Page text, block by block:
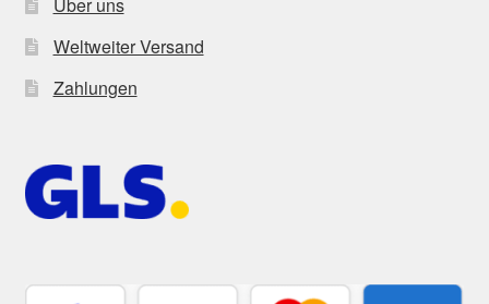
Über uns
Weltweiter Versand
Zahlungen